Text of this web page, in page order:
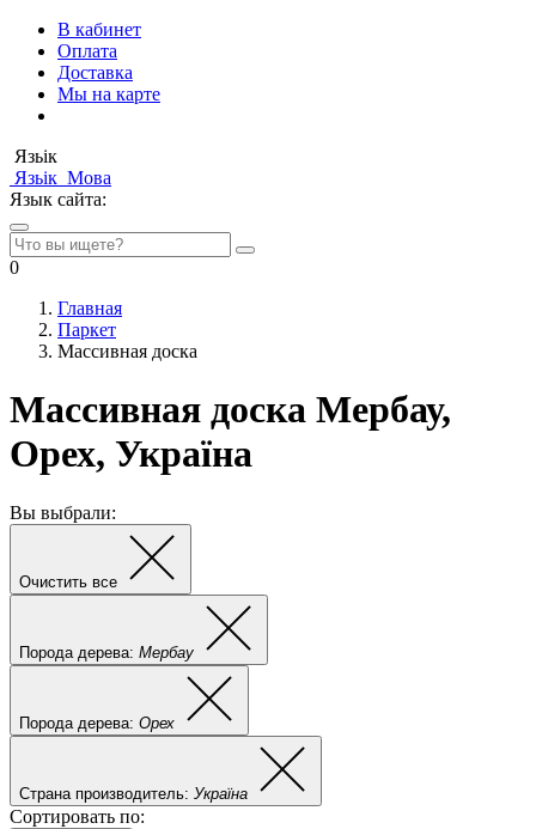
В кабинет
Оплата
Доставка
Мы на карте
Язьік
Язьік Мова
Язык сайта:
0
Главная
Паркет
Массивная доска
Массивная доска Мербау,
Орех, Україна
Вы выбрали:
Очистить все
Порода дерева: Мербау
Порода дерева: Орех
Страна производитель: Україна
Сортировать по: